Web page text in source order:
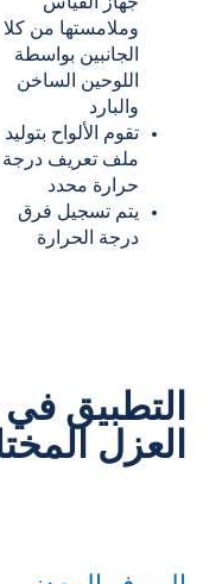
وملامستها من كلا
الجانبين بواسطة
اللوحين الساخن
والبارد
تقوم الألواح بتوليد
ملف تعريف درجة
حرارة محدد
يتم تسجيل فرق
درجة الحرارة
التطبيق في
العزل